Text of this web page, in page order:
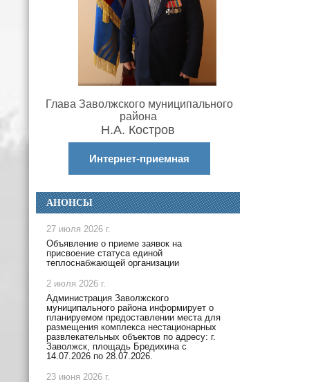
Глава Заволжского муниципального
района
Н.А. Костров
Интернет-приемная
АНОНСЫ
27 июля 2026 г.
Объявление о приеме заявок на
присвоение статуса единой
теплоснабжающей организации
2 июля 2026 г.
Администрация Заволжского
муниципального района информирует о
планируемом предоставлении места для
размещения комплекса нестационарных
развлекательных объектов по адресу: г.
Заволжск, площадь Бредихина с
14.07.2026 по 28.07.2026.
23 июня 2026 г.